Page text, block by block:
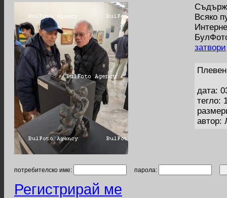
Всяко
затвори
дата:
тегло:
автор:
потребителско име: парола:
Регистрирай ме